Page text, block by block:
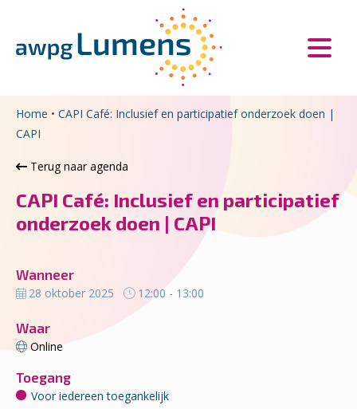
Home • CAPI Café: Inclusief en participatief onderzoek doen |
CAPI
Terug naar agenda
CAPI Café: Inclusief en participatief
onderzoek doen | CAPI
Wanneer
28 oktober 2025 12:00 - 13:00
Waar
Online
Toegang
Voor iedereen toegankelijk